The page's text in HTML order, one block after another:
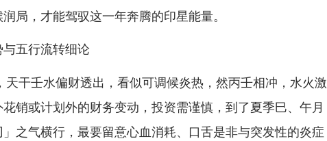
局，才能驾驭这一年奔腾的印星能量。
五行流转细论
干壬水偏财透出，看似可调候炎热，然丙壬相冲，水火激
销或计划外的财务变动，投资需谨慎，到了夏季巳、午月
之气横行，最要留意心血消耗、口舌是非与突发性的炎症